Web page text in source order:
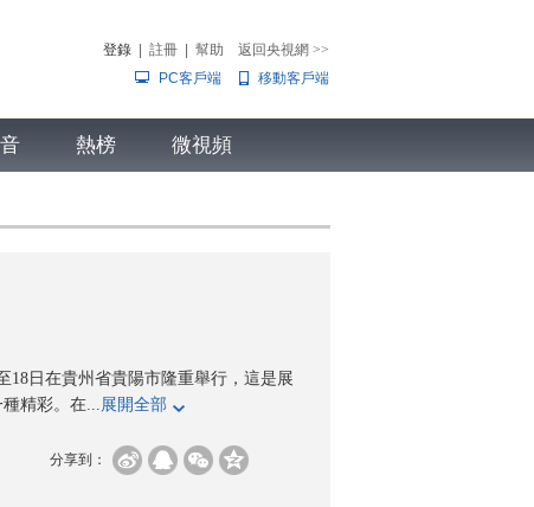
登錄 註冊 幫助 返回央視網 >>
PC客戶端
移動客戶端
熱榜 微視頻
18日在貴州省貴陽市隆重舉行，這是展
精彩。在...展開全部
分享到：